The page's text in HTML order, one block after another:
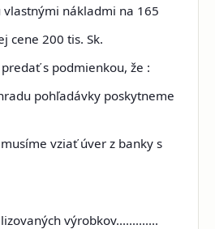
vlastnými nákladmi na 165
cene 200 tis. Sk.
s podmienkou, že :
pohľadávky poskytneme
vziať úver z banky s
výrobkov.............